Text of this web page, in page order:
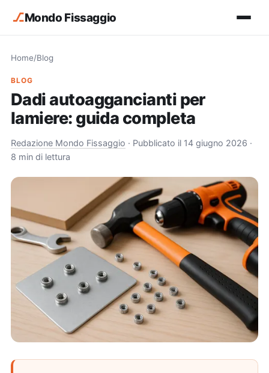
⎇Mondo Fissaggio
Home/Blog
BLOG
Dadi autoaggancianti per
lamiere: guida completa
Redazione Mondo Fissaggio · Pubblicato il 14 giugno 2026 ·
8 min di lettura